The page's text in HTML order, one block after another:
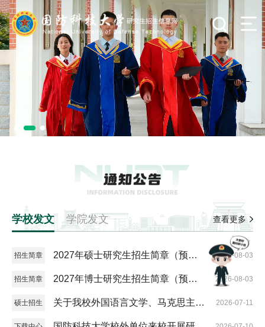
学校发文 学院发文 查看更多
招生简章
2027年硕士研究生招生简章（预发
2026-08-03
招生简章
2027年博士研究生招生简章（预发
版）
2026-08-03
硕士招生
关于我校外国语言文学、马克思主义
理论学科招收参军入伍研究生的通知
2026-07-11